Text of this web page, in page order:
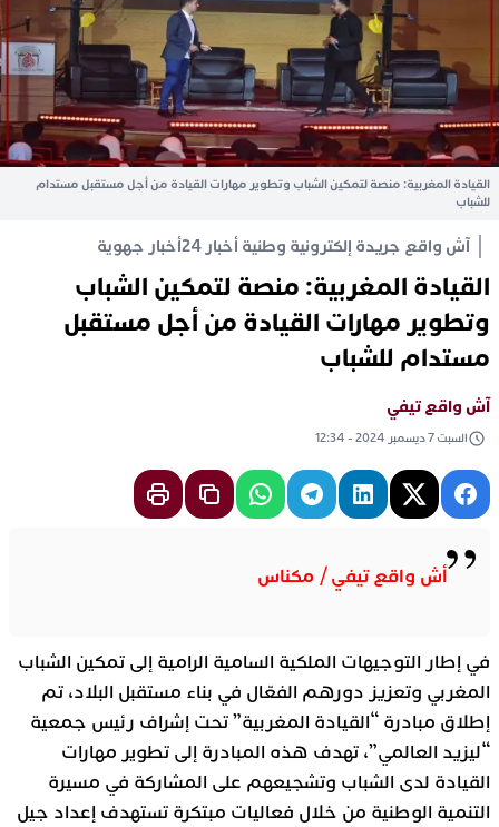
آش واقع جريدة إلكترونية وطنية أخبار 24 أخبار جهوية
القيادة المغربية: منصة لتمكين الشباب
وتطوير مهارات القيادة من أجل مستقبل
مستدام للشباب
القيادة المغربية: منصة لتمكين الشباب وتطوير مهارات القيادة من أجل مستقبل مستدام
للشباب
آش واقع تيفي
السبت 7 ديسمبر 2024 - 12:34
أش واقع تيفي / مكناس
في إطار التوجيهات الملكية السامية الرامية إلى تمكين الشباب
المغربي وتعزيز دورهم الفعّال في بناء مستقبل البلاد، تم
إطلاق مبادرة “القيادة المغربية” تحت إشراف رئيس جمعية
“ليزيد العالمي”، تهدف هذه المبادرة إلى تطوير مهارات
القيادة لدى الشباب وتشجيعهم على المشاركة في مسيرة
التنمية الوطنية من خلال فعاليات مبتكرة تستهدف إعداد جيل